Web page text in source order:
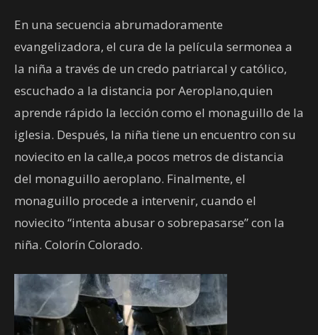
En una secuencia abrumadoramente
evangelizadora, el cura de la película sermonea a
la niña a través de un credo patriarcal y católico,
escuchado a la distancia por Aeroplano,quien
aprende rápido la lección como el monaguillo de la
iglesia. Después, la niña tiene un encuentro con su
noviecito en la calle,a pocos metros de distancia
del monaguillo aeroplano. Finalmente, el
monaguillo procede a intervenir, cuando el
noviecito “intenta abusar o sobrepasarse” con la
niña. Colorín Colorado.